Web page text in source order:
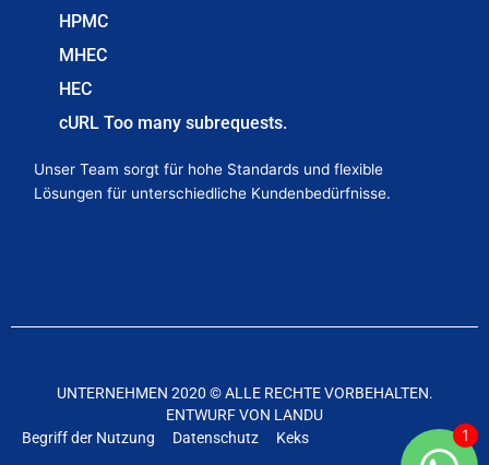
HPMC
MHEC
HEC
cURL Too many subrequests.
Unser Team sorgt für hohe Standards und flexible
Lösungen für unterschiedliche Kundenbedürfnisse.
UNTERNEHMEN 2020 © ALLE RECHTE VORBEHALTEN.
ENTWURF VON LANDU
Begriff der Nutzung
Datenschutz Keks